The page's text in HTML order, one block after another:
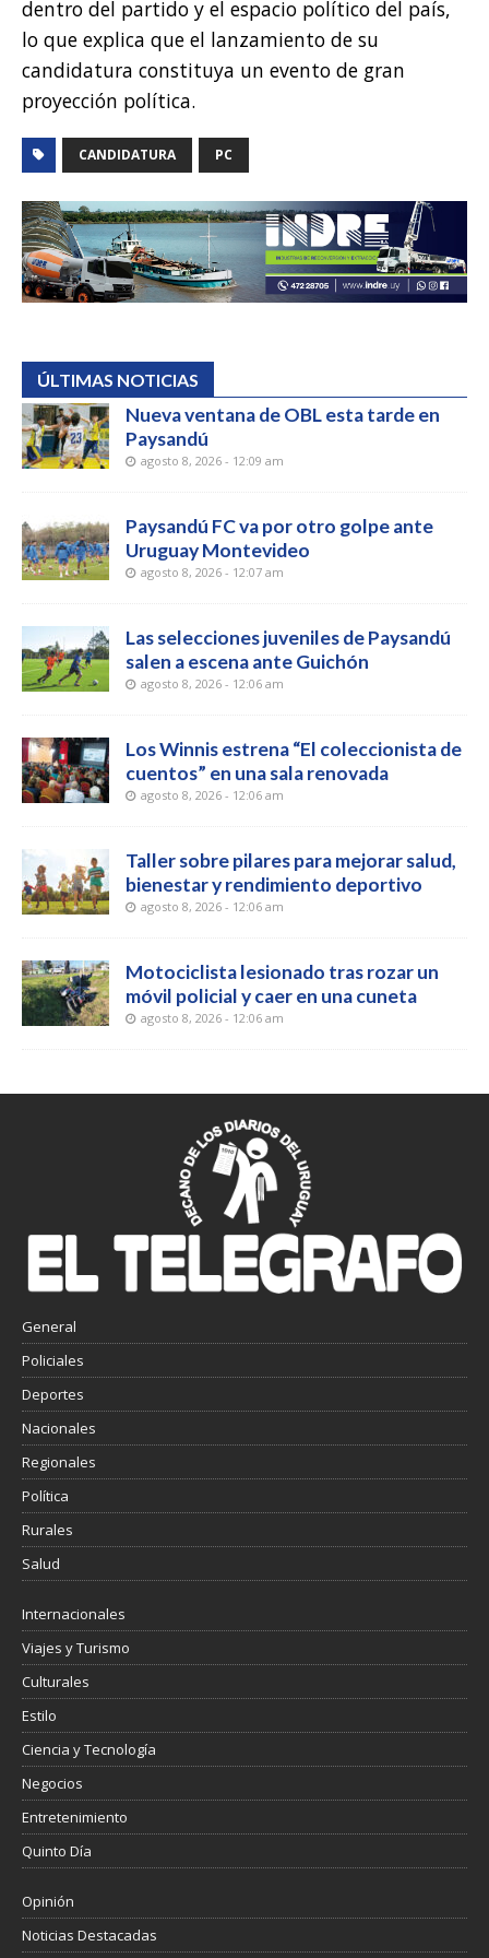
dentro del partido y el espacio político del país,
lo que explica que el lanzamiento de su
candidatura constituya un evento de gran
proyección política.
CANDIDATURA PC
ÚLTIMAS NOTICIAS
Nueva ventana de OBL esta tarde en
Paysandú
agosto 8, 2026 - 12:09 am
Paysandú FC va por otro golpe ante
Uruguay Montevideo
agosto 8, 2026 - 12:07 am
Las selecciones juveniles de Paysandú
salen a escena ante Guichón
agosto 8, 2026 - 12:06 am
Los Winnis estrena “El coleccionista de
cuentos” en una sala renovada
agosto 8, 2026 - 12:06 am
Taller sobre pilares para mejorar salud,
bienestar y rendimiento deportivo
agosto 8, 2026 - 12:06 am
Motociclista lesionado tras rozar un
móvil policial y caer en una cuneta
agosto 8, 2026 - 12:06 am
General
Policiales
Deportes
Nacionales
Regionales
Política
Rurales
Salud
Internacionales
Viajes y Turismo
Culturales
Estilo
Ciencia y Tecnología
Negocios
Entretenimiento
Quinto Día
Opinión
Noticias Destacadas